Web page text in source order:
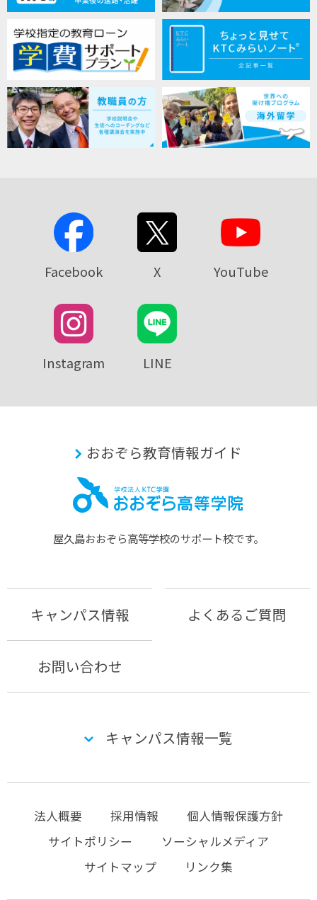
Facebook X YouTube
Instagram LINE
おおぞら教育情報ガイド
屋久島おおぞら⾼等学校のサポート校です。
キャンパス情報 よくあるご質問
お問い合わせ
キャンパス情報一覧
法人概要 採用情報
個人情報保護方針
サイトポリシー
ソーシャルメディア
サイトマップ
リンク集